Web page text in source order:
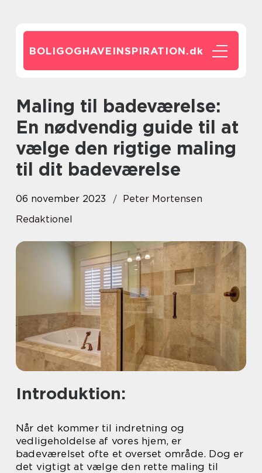
BOLIGOGHAVEINSPIRATION.dk
Maling til badeværelse:
En nødvendig guide til at
vælge den rigtige maling
til dit badeværelse
06 november 2023
Peter Mortensen
Redaktionel
Introduktion:
Når det kommer til indretning og
vedligeholdelse af vores hjem, er
badeværelset ofte et overset område. Dog er
det vigtigt at vælge den rette maling til